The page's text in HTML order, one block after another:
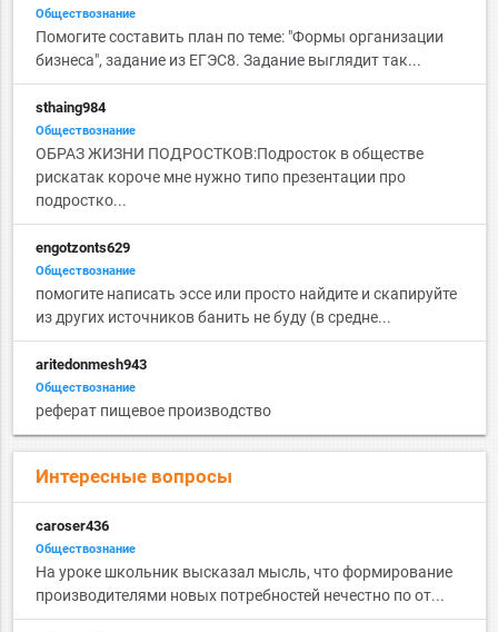
Обществознание
Помогите составить план по теме: "Формы организации
бизнеса", задание из ЕГЭС8. Задание выглядит так...
sthaing984
Обществознание
ОБРАЗ ЖИЗНИ ПОДРОСТКОВ:Подросток в обществе
рискатак короче мне нужно типо презентации про
подростко...
engotzonts629
Обществознание
помогите написать эссе или просто найдите и скапируйте
из других источников банить не буду (в средне...
aritedonmesh943
Обществознание
реферат пищевое производство
Интересные вопросы
caroser436
Обществознание
На уроке школьник высказал мысль, что формирование
производителями новых потребностей нечестно по от...